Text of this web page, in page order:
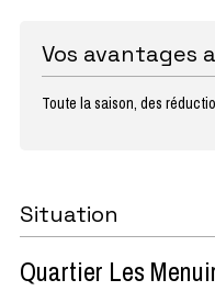
Vos avantages
Toute la saison, des
Situation
Quartier Les